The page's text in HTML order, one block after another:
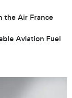
the Air France
Aviation Fuel